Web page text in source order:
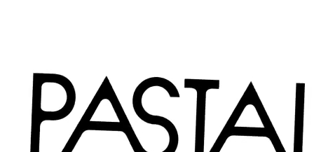
Pastai
Sanniti
Alchimie
di
grano